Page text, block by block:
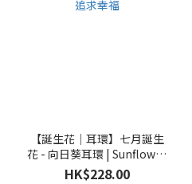
【誕生花｜耳環】七月誕生
花 - 向日葵耳環 | Sunflower
| 勇敢追求幸福
HK$228.00